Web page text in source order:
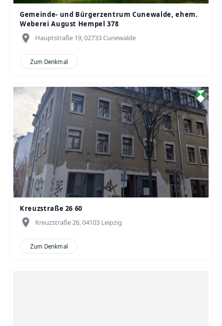
Gemeinde- und Bürgerzentrum Cunewalde, ehem.
Weberei August Hempel 378
place Hauptstraße 19, 02733 Cunewalde
Zum Denkmal
Kreuzstraße 26 60
place Kreuzstraße 26, 04103 Leipzig
Zum Denkmal